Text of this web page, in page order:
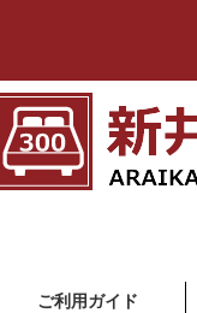
ご利用ガイド